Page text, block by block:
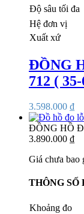
Độ sâu tối đa
Hệ đơn vị
Xuất xứ
ĐỒNG
712 (
3.598.000 ₫
ĐỒNG HỒ
3.890.000 ₫
Giá chưa bao
THÔNG
Khoảng đo